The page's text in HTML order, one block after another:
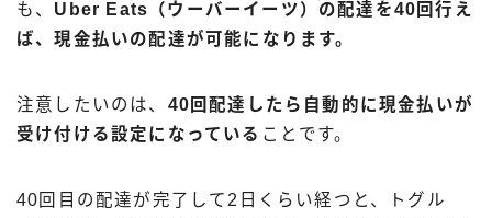
も、 Uber Eats（ウーバーイーツ）の配達を40回行え
ば、現金払いの配達が可能になります。
注意したいのは、 40回配達したら自動的に現金払いが
受け付ける設定になっている ことです。
40回目の配達が完了して2日くらい経つと、トグル